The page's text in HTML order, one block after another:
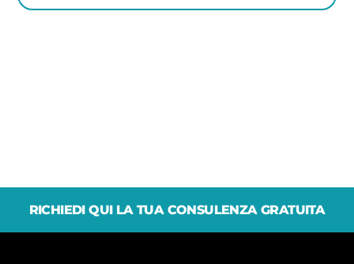
RICHIEDI QUI LA TUA CONSULENZA GRATUITA